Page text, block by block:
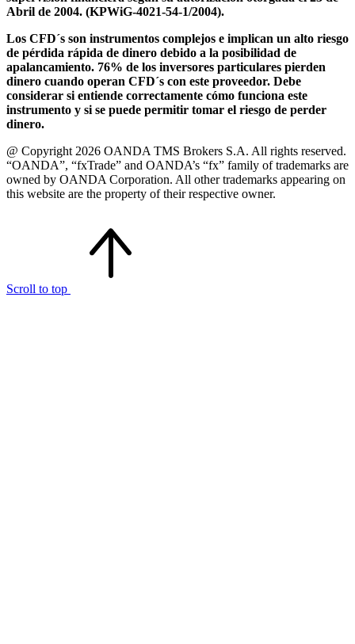
Abril de 2004. (KPWiG-4021-54-1/2004).
Los CFD´s son instrumentos complejos e implican un alto riesgo
de pérdida rápida de dinero debido a la posibilidad de
apalancamiento. 76% de los inversores particulares pierden
dinero cuando operan CFD´s con este proveedor. Debe
considerar si entiende correctamente cómo funciona este
instrumento y si se puede permitir tomar el riesgo de perder
dinero.
@ Copyright 2026 OANDA TMS Brokers S.A. All rights reserved.
“OANDA”, “fxTrade” and OANDA’s “fx” family of trademarks are
owned by OANDA Corporation. All other trademarks appearing on
this website are the property of their respective owner.
Scroll to top